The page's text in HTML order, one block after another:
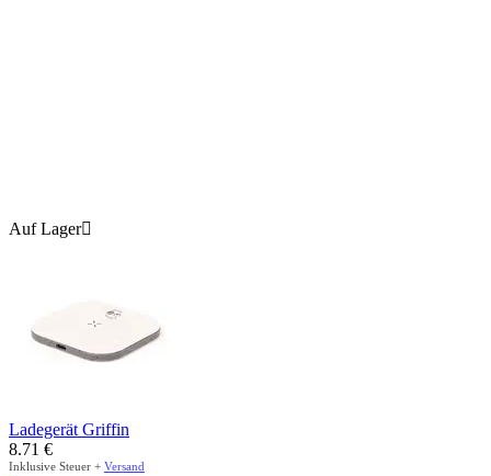
Auf Lager
Ladegerät Griffin
8.71 €
Inklusive Steuer + Versand